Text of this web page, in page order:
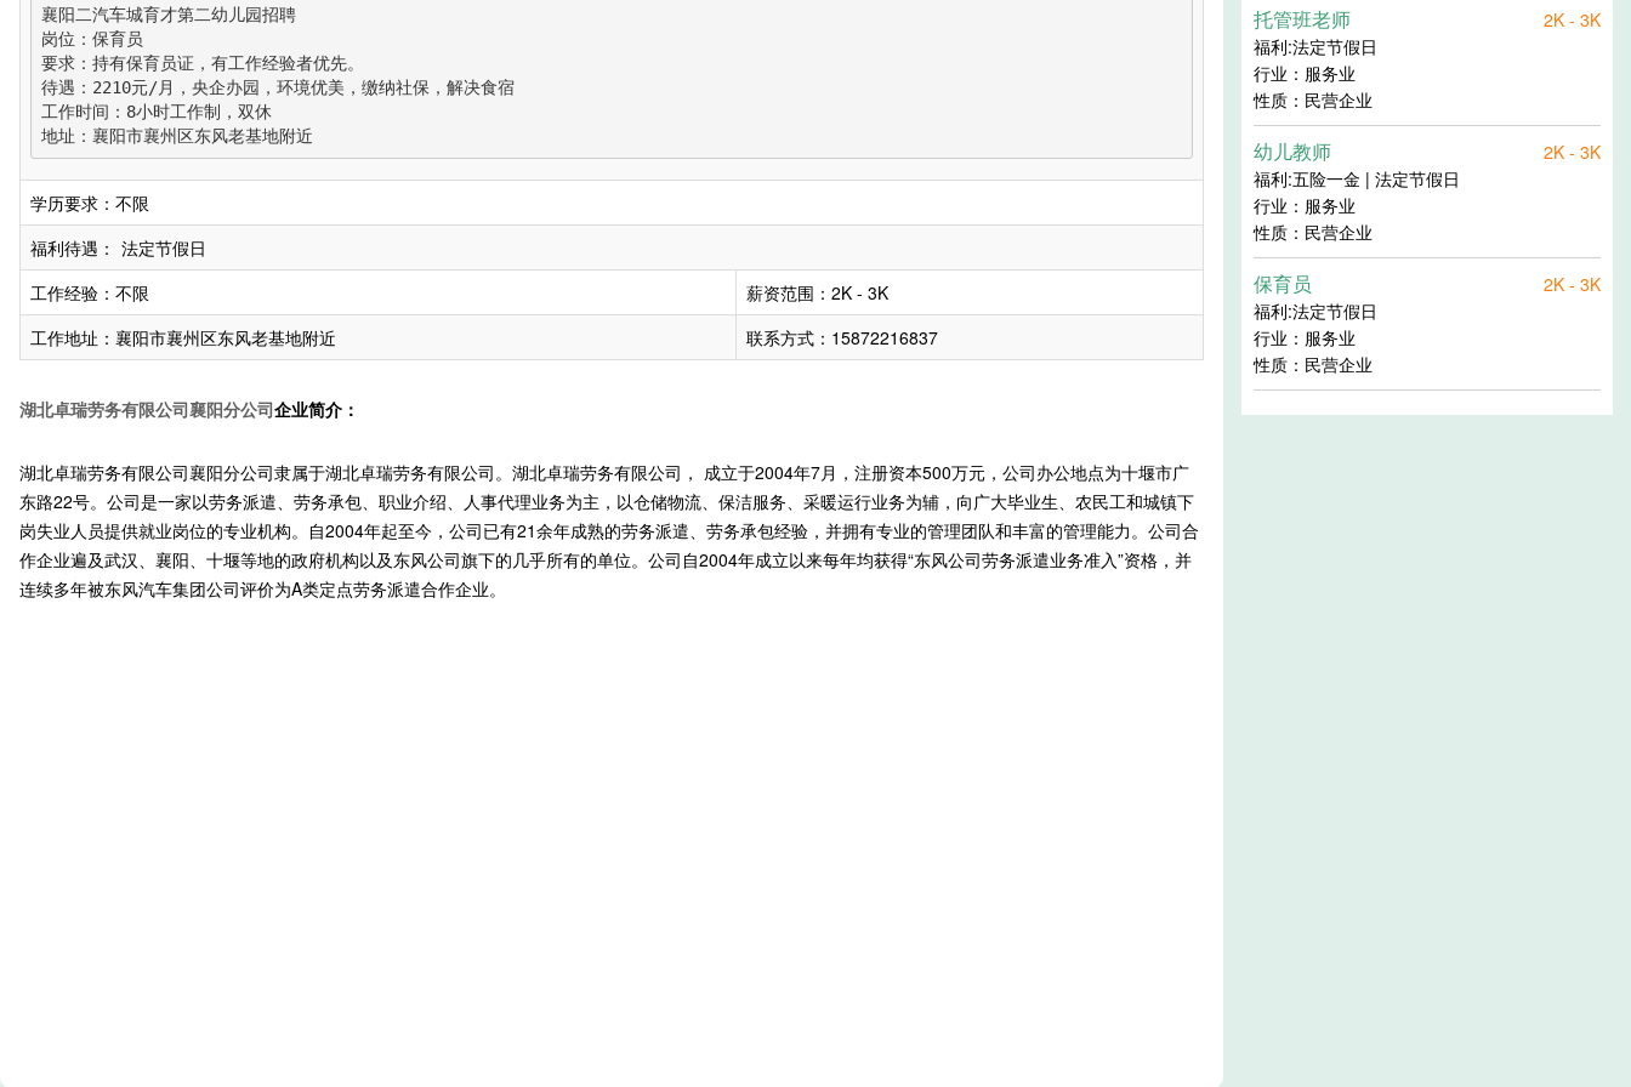
襄阳二汽车城育才第二幼儿园招聘
岗位：保育员
要求：持有保育员证，有工作经验者优先。
待遇：2210元/月，央企办园，环境优美，缴纳社保，解决食宿
工作时间：8小时工作制，双休
地址：襄阳市襄州区东风老基地附近
学历要求：不限
福利待遇： 法定节假日
工作经验：不限
薪资范围：2K - 3K
工作地址：襄阳市襄州区东风老基地附近
联系方式：15872216837
湖北卓瑞劳务有限公司襄阳分公司企业简介：
湖北卓瑞劳务有限公司襄阳分公司隶属于湖北卓瑞劳务有限公司。湖北卓瑞劳务有限公司， 成立于2004年7月，注册资本500万元，公司办公地点为十堰市广
东路22号。公司是一家以劳务派遣、劳务承包、职业介绍、人事代理业务为主，以仓储物流、保洁服务、采暖运行业务为辅，向广大毕业生、农民工和城镇下
岗失业人员提供就业岗位的专业机构。自2004年起至今，公司已有21余年成熟的劳务派遣、劳务承包经验，并拥有专业的管理团队和丰富的管理能力。公司合
作企业遍及武汉、襄阳、十堰等地的政府机构以及东风公司旗下的几乎所有的单位。公司自2004年成立以来每年均获得“东风公司劳务派遣业务准入”资格，并
连续多年被东风汽车集团公司评价为A类定点劳务派遣合作企业。
托管班老师
2K - 3K
福利:法定节假日
行业：服务业
性质：民营企业
幼儿教师
2K - 3K
福利:五险一金 | 法定节假日
行业：服务业
性质：民营企业
保育员
2K - 3K
福利:法定节假日
行业：服务业
性质：民营企业